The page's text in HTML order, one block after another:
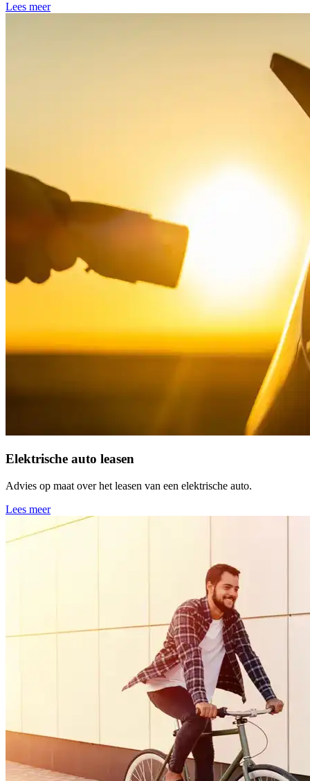
Lees meer
Elektrische auto leasen
Advies op maat over het leasen van een elektrische auto.
Lees meer